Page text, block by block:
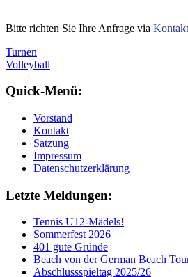
Bitte richten Sie Ihre Anfrage via
Post
navigation
Turnen
Volleyball
Quick-Menü:
Vorstand
Kontakt
Satzung
Impressum
Datenschutzerklärung
Letzte Meldungen:
Tennis U12-Mädels!
Sommerfest 2026
401 gute Gründe
Beach von der German Beach
Abschlussspieltag 2025/26